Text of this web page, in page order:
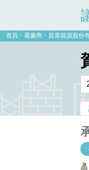
首頁 看廠商 賀喜能源股份